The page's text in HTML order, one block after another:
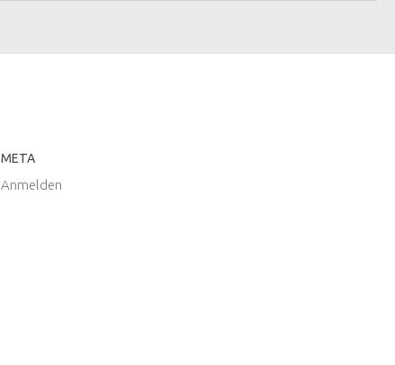
META
Anmelden